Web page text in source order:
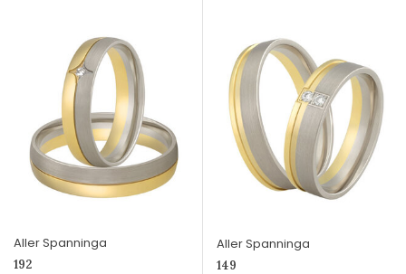
Aller Spanninga
192
Aller Spanninga
149